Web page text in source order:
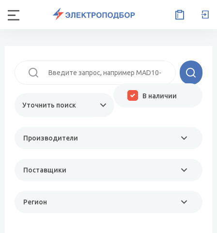
Уточнить поиск
Производители
Поставщики
Регион
В наличии